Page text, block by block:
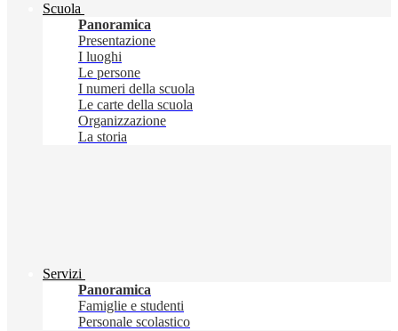
Scuola
Panoramica
Presentazione
I luoghi
Le persone
I numeri della scuola
Le carte della scuola
Organizzazione
La storia
Servizi
Panoramica
Famiglie e studenti
Personale scolastico